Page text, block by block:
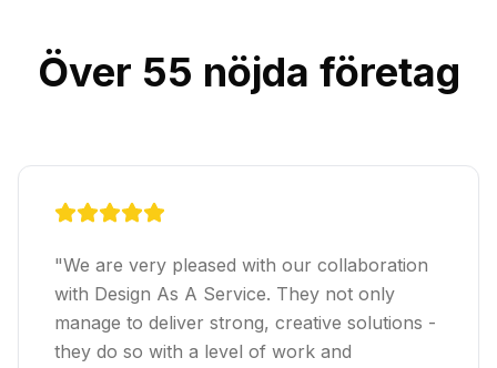
Över 55 nöjda företag
"We are very pleased with our collaboration
with Design As A Service. They not only
manage to deliver strong, creative solutions -
they do so with a level of work and